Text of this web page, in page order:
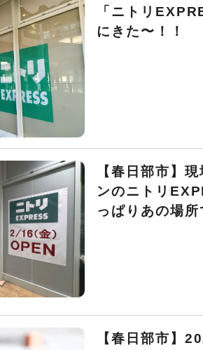
「ニトリ
にきた〜！！
【春日部市】
ンのニトリ
っぱりあの場所
【春日部市】